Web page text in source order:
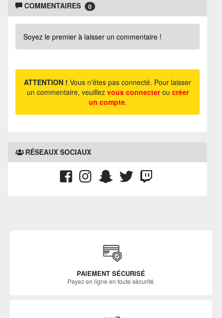
COMMENTAIRES 0
Soyez le premier à laisser un commentaire !
ATTENTION ! Vous n'êtes pas connecté. Pour laisser
un commentaire, veuillez vous connecterou créer
un compte.
RÉSEAUX SOCIAUX
PAIEMENT SÉCURISÉ
Payez en ligne en toute sécurité.